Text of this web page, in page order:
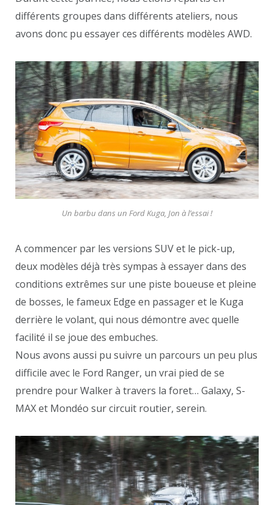
différents groupes dans différents ateliers, nous
avons donc pu essayer ces différents modèles AWD.
Un barbu dans un Ford Kuga, Jon à l’essai !
A commencer par les versions SUV et le pick-up,
deux modèles déjà très sympas à essayer dans des
conditions extrêmes sur une piste boueuse et pleine
de bosses, le fameux Edge en passager et le Kuga
derrière le volant, qui nous démontre avec quelle
facilité il se joue des embuches.
Nous avons aussi pu suivre un parcours un peu plus
difficile avec le Ford Ranger, un vrai pied de se
prendre pour Walker à travers la foret… Galaxy, S-
MAX et Mondéo sur circuit routier, serein.